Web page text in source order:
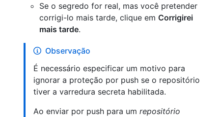
Se o segredo for real, mas você pretender
corrigi-lo mais tarde, clique em Corrigirei
mais tarde.
Observação
É necessário especificar um motivo para
ignorar a proteção por push se o repositório
tiver a varredura secreta habilitada.
Ao enviar por push para um repositório